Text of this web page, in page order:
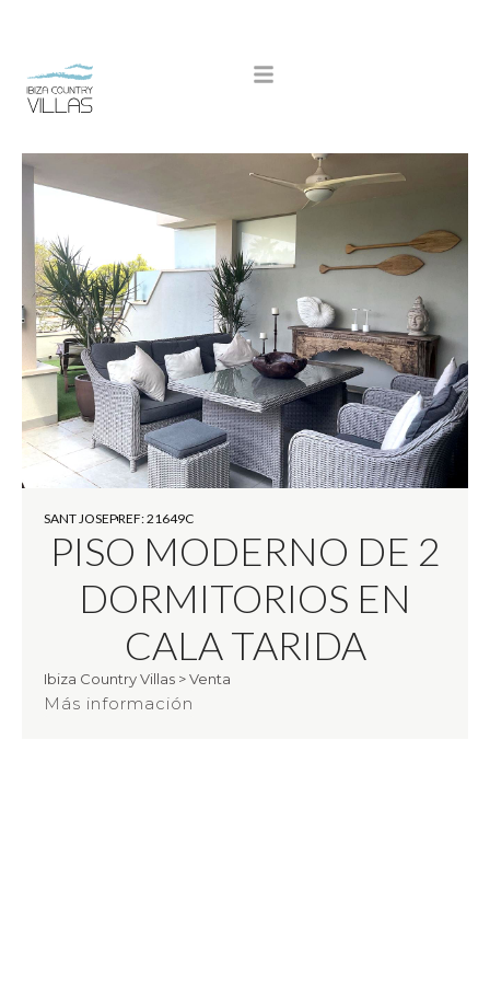
SANT JOSEPREF: 21649C
PISO MODERNO DE 2
DORMITORIOS EN
CALA TARIDA
Ibiza Country Villas >Venta
Más información